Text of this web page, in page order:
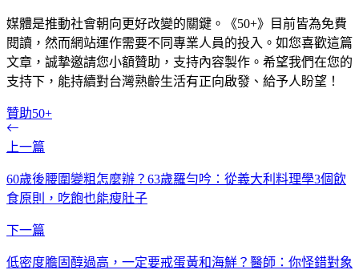
媒體是推動社會朝向更好改變的關鍵。《50+》目前皆為免費
閱讀，然而網站運作需要不同專業人員的投入。如您喜歡這篇
文章，誠摯邀請您小額贊助，支持內容製作。希望我們在您的
支持下，能持續對台灣熟齡生活有正向啟發、給予人盼望！
贊助50+
上一篇
60歲後腰圍變粗怎麼辦？63歲羅勻吟：從義大利料理學3個飲
食原則，吃飽也能瘦肚子
下一篇
低密度膽固醇過高，一定要戒蛋黃和海鮮？醫師：你怪錯對象